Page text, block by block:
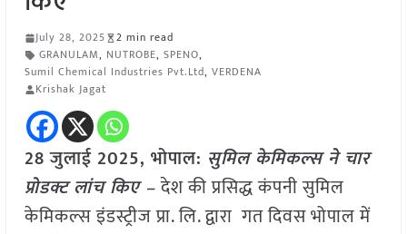
July 28, 2025
2 min read
GRANULAM, NUTROBE, SPENO,
Sumil Chemical Industries Pvt.Ltd, VERDENA
Krishak Jagat
28 जुलाई 2025, भोपाल: सुमिल केमिकल्स ने चार
प्रोडक्ट लांच किए –देश की प्रसिद्ध कंपनी सुमिल
केमिकल्स इंडस्ट्रीज प्रा. लि. द्वारा गत दिवस भोपाल में